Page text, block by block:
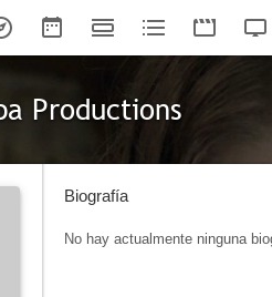
Productions
Biografía
No hay actualmente ninguna